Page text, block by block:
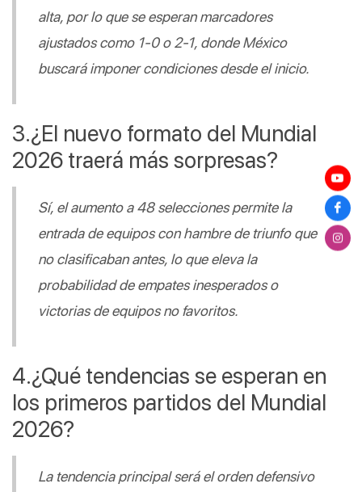
alta, por lo que se esperan marcadores
ajustados como 1-0 o 2-1, donde México
buscará imponer condiciones desde el inicio.
¿El nuevo formato del Mundial
2026 traerá más sorpresas?
Sí, el aumento a 48 selecciones permite la
entrada de equipos con hambre de triunfo que
no clasificaban antes, lo que eleva la
probabilidad de empates inesperados o
victorias de equipos no favoritos.
¿Qué tendencias se esperan en
los primeros partidos del Mundial
2026?
La tendencia principal será el orden defensivo